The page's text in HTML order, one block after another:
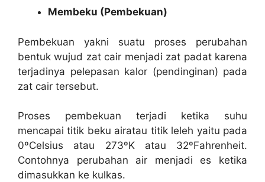
Membeku (Pembekuan)
Pembekuan yakni suatu proses perubahan
bentuk wujud zat cair menjadi zat padat karena
terjadinya pelepasan kalor (pendinginan) pada
zat cair tersebut.
Proses pembekuan terjadi ketika suhu
mencapai titik beku airatau titik leleh yaitu pada
0ºCelsius atau 273ºK atau 32ºFahrenheit.
Contohnya perubahan air menjadi es ketika
dimasukkan ke kulkas.